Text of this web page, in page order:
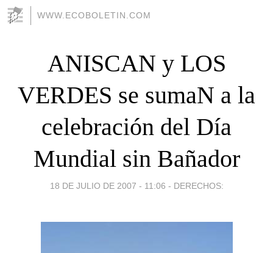
WWW.ECOBOLETIN.COM
ANISCAN y LOS
VERDES se sumaN a la
celebración del Día
Mundial sin Bañador
18 DE JULIO DE 2007 - 11:06 - DERECHOS: